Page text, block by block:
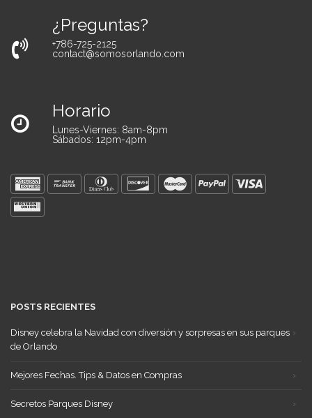
¿Preguntas?
+786-725-2125
contact@somosorlando.com
Horario
Lunes-Viernes: 8am-8pm
Sábados: 12pm-4pm
POSTS RECIENTES
Disney celebra la Navidad con diversión y sorpresas en sus parques
de Orlando
Mejores Fechas. Tips & Datos en Compras
Secretos Parques Disney